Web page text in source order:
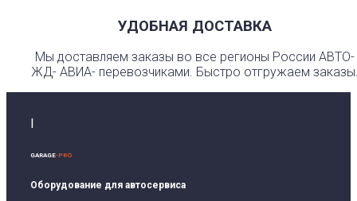
УДОБНАЯ ДОСТАВКА
Мы доставляем заказы во все регионы России АВТО-
ЖД- АВИА- перевозчиками. Быстро отгружаем
GARAGE-PRO
Оборудование для автосервиса